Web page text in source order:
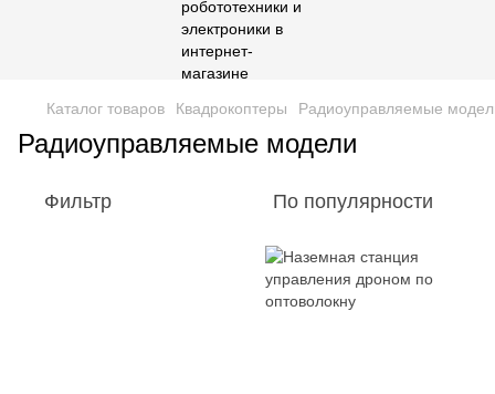
Каталог товаров Квадрокоптеры Радиоуправляемые
Радиоуправляемые модели
Фильтр По популярности